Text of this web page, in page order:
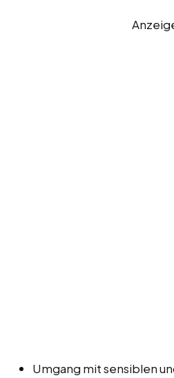
Umgang mit sensiblen